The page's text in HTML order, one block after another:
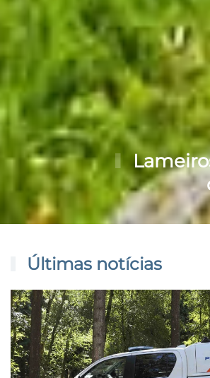
Últimas notícias